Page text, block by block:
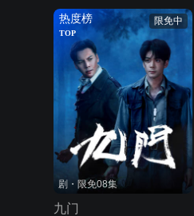
限免中
热度榜
TOP
剧・限免08集
九门